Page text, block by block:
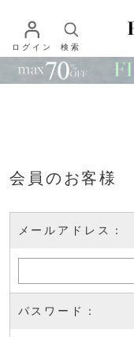
ログイン 検索
会員のお客様
メールアドレス：
パスワード：